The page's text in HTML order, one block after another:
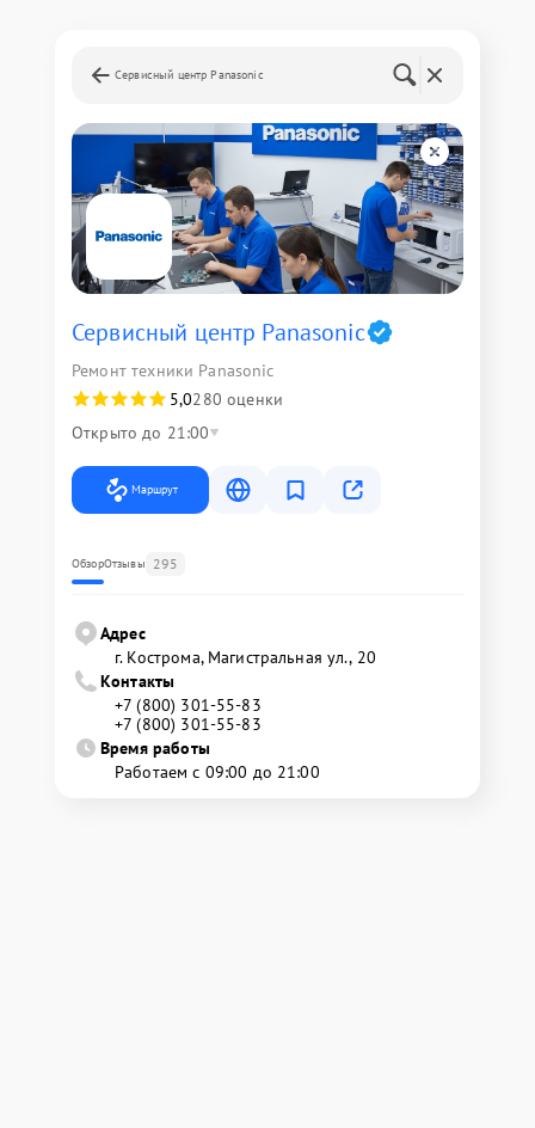
Сервисный центр Panasonic
Сервисный центр Panasonic
Ремонт техники Panasonic
5,0280 оценки
Открыто до 21:00
Маршрут
ОбзорОтзывы 295
Адрес
г. Кострома, Магистральная ул., 20
Контакты
+7 (800) 301-55-83
+7 (800) 301-55-83
Время работы
Работаем с 09:00 до 21:00